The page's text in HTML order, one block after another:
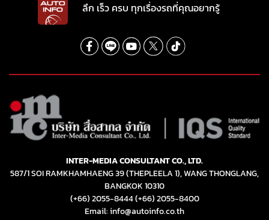
ลึก เร็ว ครบ ทุกเรื่องรถที่คุณอยากรู้
INTER-MEDIA CONSULTANT CO., LTD.
587/1 SOI RAMKHAMHAENG 39 (THEPLEELA 1), WANG THONGLANG,
BANGKOK 10310
(+66) 2055-8444(+66) 2055-8400
Email: info@autoinfo.co.th